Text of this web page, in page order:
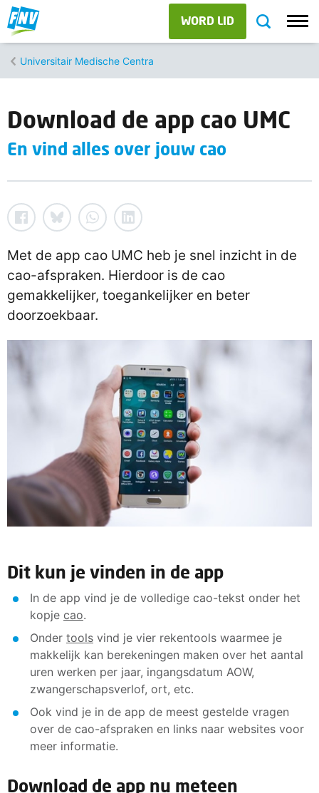
WORD LID
Universitair Medische Centra
Download de app cao UMC
En vind alles over jouw cao
Met de app cao UMC heb je snel inzicht in de
cao-afspraken. Hierdoor is de cao
gemakkelijker, toegankelijker en beter
doorzoekbaar.
Dit kun je vinden in de app
In de app vind je de volledige cao-tekst onder het
kopje cao.
Onder tools vind je vier rekentools waarmee je
makkelijk kan berekeningen maken over het aantal
uren werken per jaar, ingangsdatum AOW,
zwangerschapsverlof, ort, etc.
Ook vind je in de app de meest gestelde vragen
over de cao-afspraken en links naar websites voor
meer informatie.
Download de app nu meteen